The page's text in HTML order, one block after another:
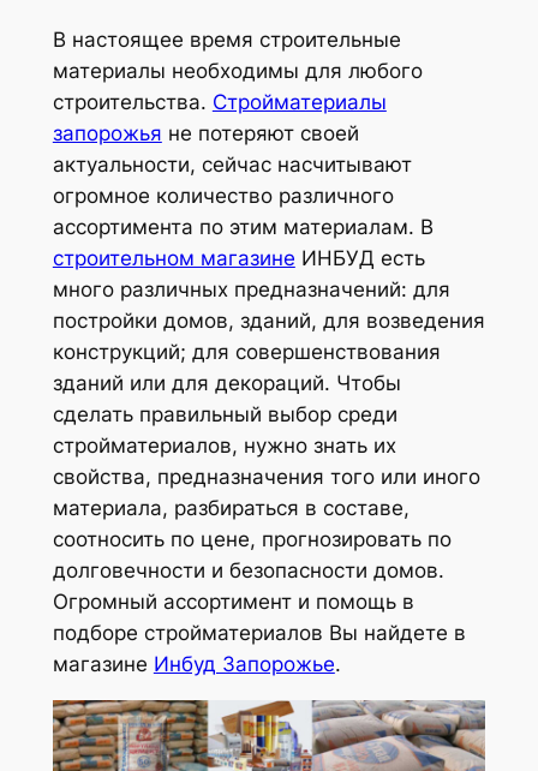
В настоящее время строительные
материалы необходимы для любого
строительства. Стройматериалы
запорожья не потеряют своей
актуальности, сейчас насчитывают
огромное количество различного
ассортимента по этим материалам. В
строительном магазине ИНБУД есть
много различных предназначений: для
постройки домов, зданий, для возведения
конструкций; для совершенствования
зданий или для декораций. Чтобы
сделать правильный выбор среди
стройматериалов, нужно знать их
свойства, предназначения того или иного
материала, разбираться в составе,
соотносить по цене, прогнозировать по
долговечности и безопасности домов.
Огромный ассортимент и помощь в
подборе стройматериалов Вы найдете в
магазине Инбуд Запорожье.